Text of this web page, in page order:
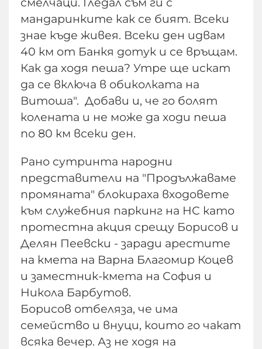
мандаринките как се бият. Всеки
знае къде живея. Всеки ден идвам
40 км от Банкя дотук и се връщам.
Как да ходя пеша? Утре ще искат
да се включа в обиколката на
Витоша". Добави и, че го болят
колената и не може да ходи пеша
по 80 км всеки ден.
Рано сутринта народни
представители на "Продължаваме
промяната" блокираха входовете
към служебния паркинг на НС като
протестна акция срещу Борисов и
Делян Пеевски - заради арестите
на кмета на Варна Благомир Коцев
и заместник-кмета на София и
Никола Барбутов.
Борисов отбеляза, че има
семейство и внуци, които го чакат
всяка вечер. Аз не ходя на